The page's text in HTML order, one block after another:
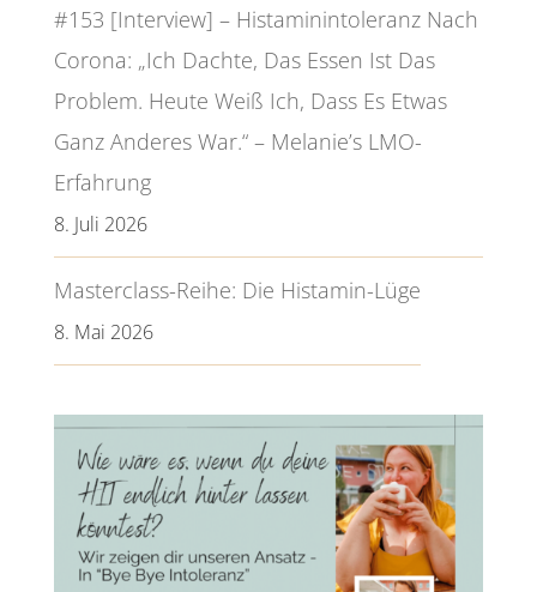
#153 [Interview] – Histaminintoleranz Nach
Corona: „Ich Dachte, Das Essen Ist Das
Problem. Heute Weiß Ich, Dass Es Etwas
Ganz Anderes War.“ – Melanie’s LMO-
Erfahrung
8. Juli 2026
Masterclass-Reihe: Die Histamin-Lüge
8. Mai 2026